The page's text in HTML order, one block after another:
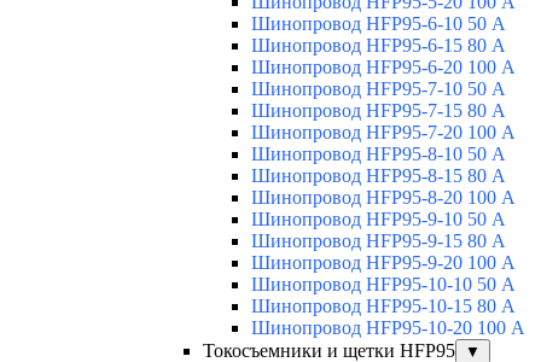
Шинопровод HFP95-6-10 50 А
Шинопровод HFP95-6-15 80 А
Шинопровод HFP95-6-20 100 А
Шинопровод HFP95-7-10 50 А
Шинопровод HFP95-7-15 80 А
Шинопровод HFP95-7-20 100 А
Шинопровод HFP95-8-10 50 А
Шинопровод HFP95-8-15 80 А
Шинопровод HFP95-8-20 100 А
Шинопровод HFP95-9-10 50 А
Шинопровод HFP95-9-15 80 А
Шинопровод HFP95-9-20 100 А
Шинопровод HFP95-10-10 50 А
Шинопровод HFP95-10-15 80 А
Шинопровод HFP95-10-20 100 А
Токосъемники и щетки HFP95
▼